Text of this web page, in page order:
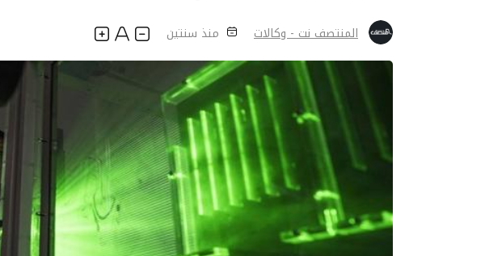
المنتصف نت - وكالات منذ سنتين